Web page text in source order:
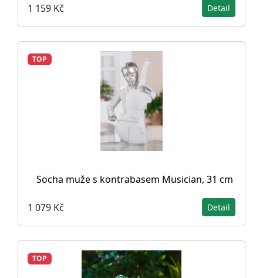
1 159 Kč Detail
TOP
Socha muže s kontrabasem Musician, 31 cm
1 079 Kč Detail
TOP